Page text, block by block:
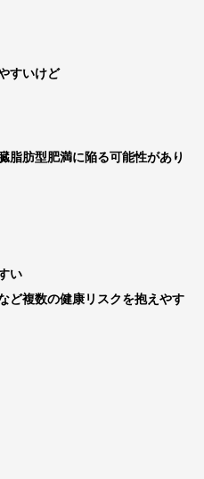
すいけど
脂肪型肥満に陥る可能性があり
い
ど複数の健康リスクを抱えやす